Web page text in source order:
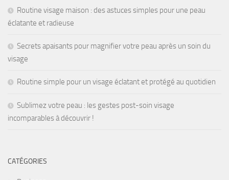
Routine visage maison : des astuces simples pour une peau
éclatante et radieuse
Secrets apaisants pour magnifier votre peau après un soin du
visage
Routine simple pour un visage éclatant et protégé au quotidien
Sublimez votre peau : les gestes post-soin visage
incomparables à découvrir !
CATÉGORIES